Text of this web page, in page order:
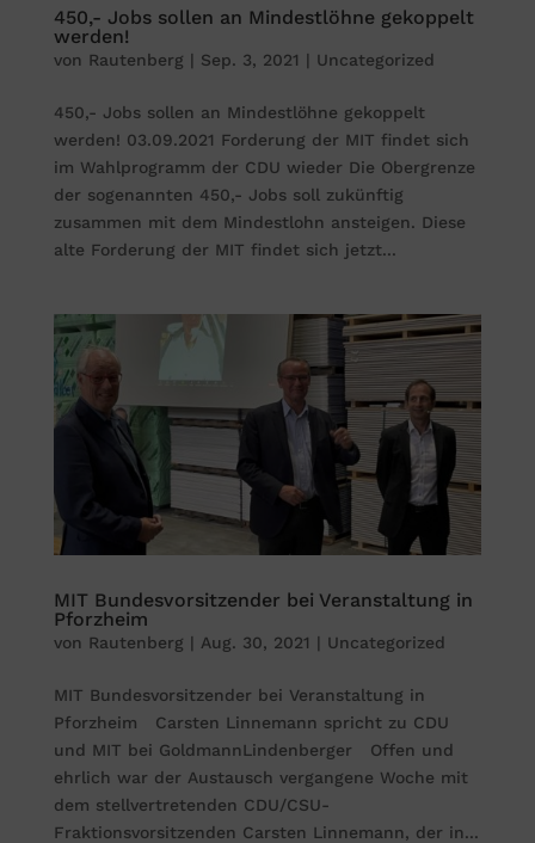
450,- Jobs sollen an Mindestlöhne gekoppelt
werden!
von Rautenberg | Sep. 3, 2021 | Uncategorized
450,- Jobs sollen an Mindestlöhne gekoppelt
werden! 03.09.2021 Forderung der MIT findet sich
im Wahlprogramm der CDU wieder Die Obergrenze
der sogenannten 450,- Jobs soll zukünftig
zusammen mit dem Mindestlohn ansteigen. Diese
alte Forderung der MIT findet sich jetzt...
MIT Bundesvorsitzender bei Veranstaltung in
Pforzheim
von Rautenberg | Aug. 30, 2021 | Uncategorized
MIT Bundesvorsitzender bei Veranstaltung in
Pforzheim Carsten Linnemann spricht zu CDU
und MIT bei GoldmannLindenberger Offen und
ehrlich war der Austausch vergangene Woche mit
dem stellvertretenden CDU/CSU-
Fraktionsvorsitzenden Carsten Linnemann, der in...